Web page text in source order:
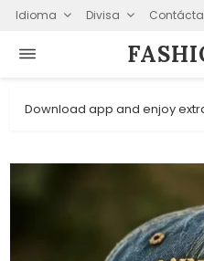
Idioma Divisa
Download app and enjoy